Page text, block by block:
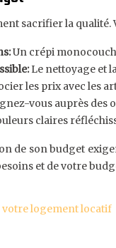
sacrifier la qualité.
Un crépi
Le nettoyage et
les prix avec les
vous auprès des
claires
de son budget
et de votre
logement locatif